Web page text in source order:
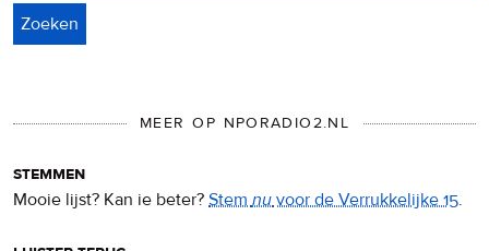
MEER OP NPORADIO2.NL
stemmen
Mooie lijst? Kan ie beter? Stemnuvoor de Verrukkelijke 15.